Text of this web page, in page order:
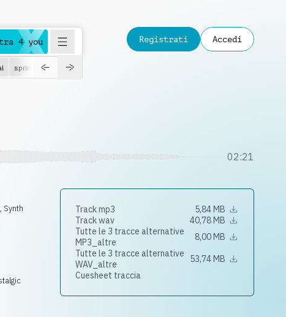
4 you
spring
Registrati Accedi
02:21
, Synth
Track mp3
5,84 MB
Track wav
40,78 MB
Tutte le 3 tracce alternative
MP3_altre
8,00 MB
Tutte le 3 tracce alternative
WAV_altre
53,74 MB
Cuesheet traccia